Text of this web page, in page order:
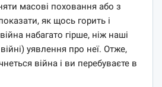
масові поховання або з
як щось горить і
набагато гірше, ніж наші
уявлення про неї. Отже,
війна і ви перебуваєте в